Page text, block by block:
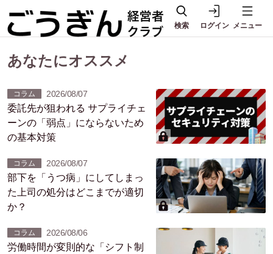
検索 ログイン メニュー
あなたにオススメ
コラム 2026/08/07
委託先が狙われる サプライチェ
ーンの「弱点」にならないため
の基本対策
コラム 2026/08/07
部下を「うつ病」にしてしまっ
た上司の処分はどこまでが適切
か？
コラム 2026/08/06
労働時間が変則的な「シフト制